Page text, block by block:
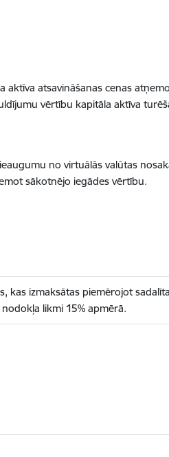
aktīva atsavināšanas cenas
vērtību kapitāla aktīva
no virtuālās valūtas
sākotnējo iegādes vērtību.
kas izmaksātas piemērojot
likmi 15% apmērā.